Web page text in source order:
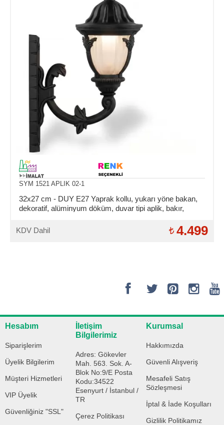
SYM 1521 APLIK 02-1
32x27 cm - DUY E27 Yaprak kollu, yukarı yöne bakan,
dekoratif, alüminyum döküm, duvar tipi aplik, bakır,
KDV Dahil
4.499
Hesabım
Siparişlerim
Üyelik Bilgilerim
Müşteri Hizmetleri
VIP Üyelik
Güvenliğiniz "SSL"
İletişim
Bilgilerimiz
Adres: Gökevler
Mah. 563. Sok. A-
Blok No:9/E Posta
Kodu:34522
Esenyurt / İstanbul /
TR
Çerez Politikası
Kurumsal
Hakkımızda
Güvenli Alışveriş
Mesafeli Satış
Sözleşmesi
İptal & İade Koşulları
Gizlilik Politikamız